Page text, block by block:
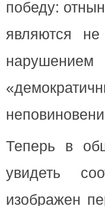
победу:
являются
Теперь в
увидеть
изображен